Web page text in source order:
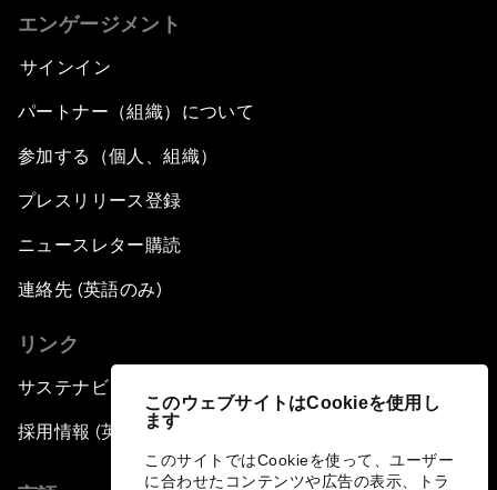
このウェブサイトはCookieを使用し
ます
このサイトではCookieを使って、ユーザー
に合わせたコンテンツや広告の表示、トラ
エンゲージメント
サインイン
パートナー（組織）について
参加する（個人、組織）
プレスリリース登録
ニュースレター購読
連絡先 (英語のみ)
リンク
サステナビリティへの取り組み
採用情報 (英語のみ)